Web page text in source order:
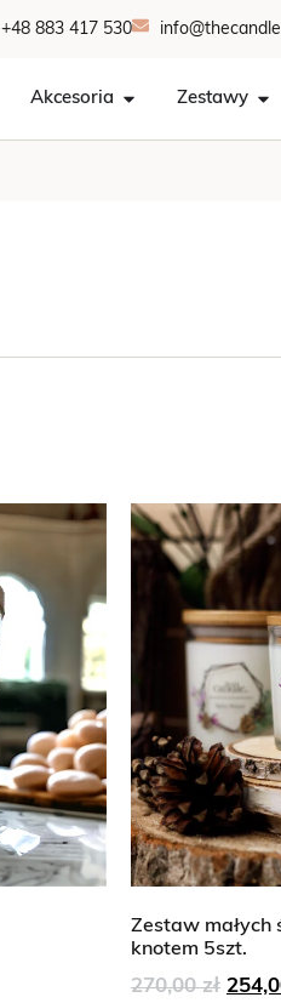
+48 883 417 530
Akcesoria Zestawy
Zestaw małych
knotem 5szt.
270,00zł